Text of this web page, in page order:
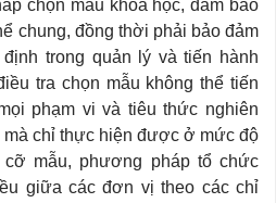
chọn mẫu khoa học, đảm bảo
chung, đồng thời phải bảo đảm
trong quản lý và tiến hành
tra chọn mẫu không thể tiến
phạm vi và tiêu thức nghiên
chỉ thực hiện được ở mức độ
cỡ mẫu, phương pháp tổ chức
giữa các đơn vị theo các chỉ